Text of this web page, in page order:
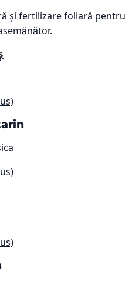
și fertilizare foliară pentru